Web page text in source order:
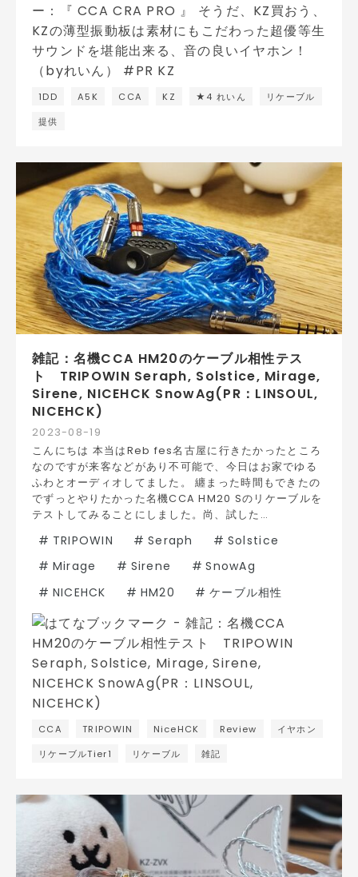
1DD A5K CCA KZ ★4 れいん
リケーブル
提供
2023-08-19
雑記：名機CCA HM20のケーブル相性テス
ト TRIPOWIN Seraph, Solstice, Mirage,
Sirene, NICEHCK SnowAg(PR：LINSOUL,
NICEHCK)
CCA TRIPOWIN NiceHCK Review
イヤホン
リケーブルTier1
リケーブル 雑記
こんにちは 本当はReb fes名古屋に行きたかったところ
なのですが来客などがあり不可能で、今日はお家でゆる
ふわとオーディオしてました。 纏まった時間もできたの
でずっとやりたかった名機CCA HM20 Sのリケーブルを
テストしてみることにしました。尚、試した…
# TRIPOWIN # Seraph # Solstice
# Mirage # Sirene # SnowAg
# NICEHCK # HM20 # ケーブル相性